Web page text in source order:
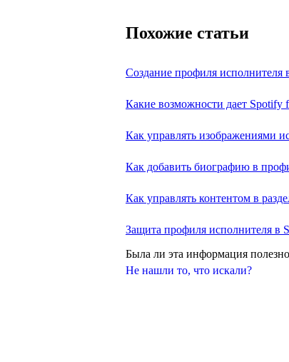
Не нашли то, что искали?
Похожие статьи
Создание профиля исполнителя
Какие возможности дает Spotify
Как управлять изображениями
Как добавить биографию в
Как управлять контентом в
Защита профиля исполнителя в
Была ли эта информация